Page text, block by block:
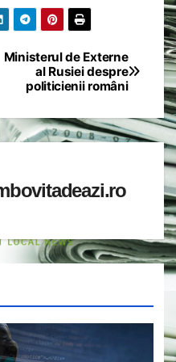
Ministerul de Externe
al Rusiei despre
politicienii români